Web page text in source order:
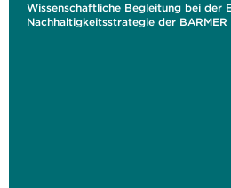
Wissenschaftliche Begleitung bei der
Nachhaltigkeitsstrategie der BARMER